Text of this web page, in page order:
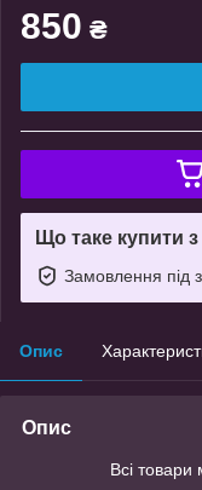
850 ₴
Що таке купити
Замовлення під
Опис
Опис
Всі